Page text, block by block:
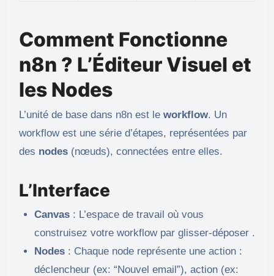
Comment Fonctionne
n8n ? L’Éditeur Visuel et
les Nodes
L’unité de base dans n8n est le workflow. Un
workflow est une série d’étapes, représentées par
des nodes(nœuds), connectées entre elles.
L’Interface
Canvas : L’espace de travail où vous
construisez votre workflow par glisser-déposer .
Nodes : Chaque node représente une action :
déclencheur (ex: “Nouvel email”), action (ex: